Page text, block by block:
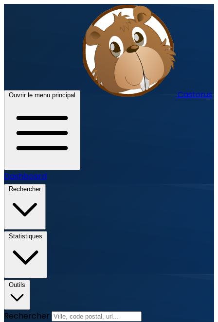
Ouvrir le menu principal Castorus
Dashboard
Rechercher
Statistiques
Outils
Rechercher